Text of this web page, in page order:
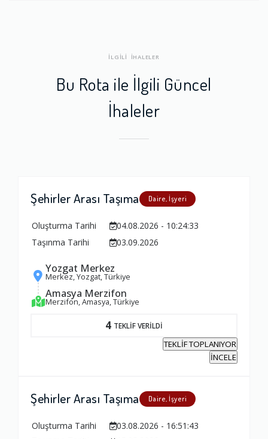
İLGİLİ İHALELER
Bu Rota ile İlgili Güncel
İhaleler
Şehirler Arası Taşıma Daire, İşyeri
Oluşturma Tarihi
04.08.2026 - 10:24:33
Taşınma Tarihi
03.09.2026
Yozgat Merkez
Merkez, Yozgat, Türkiye
Amasya Merzifon
Merzifon, Amasya, Türkiye
4 TEKLİF VERİLDİ
TEKLİF TOPLANIYOR
İNCELE
Şehirler Arası Taşıma Daire, İşyeri
Oluşturma Tarihi
03.08.2026 - 16:51:43